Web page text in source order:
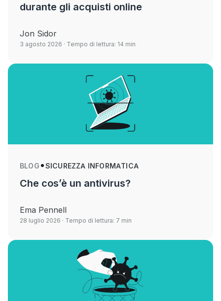
durante gli acquisti online
Jon Sidor
3 agosto 2026 · Tempo di lettura: 14 min
BLOG SICUREZZA INFORMATICA
Che cos’è un antivirus?
Ema Pennell
28 luglio 2026 · Tempo di lettura: 7 min